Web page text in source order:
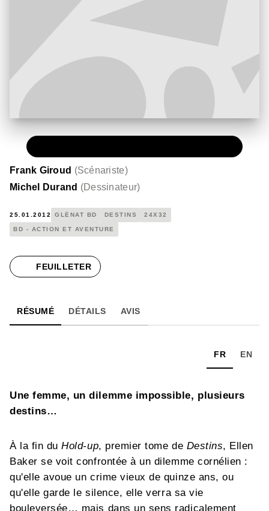
Frank Giroud (Scénariste)
Michel Durand (Dessinateur)
25.01.2012 GLÉNAT BD DESTINS 24X32
BD - ACTION ET AVENTURE
FEUILLETER
RÉSUMÉ DÉTAILS AVIS
FR EN
Une femme, un dilemme impossible, plusieurs
destins…
À la fin duHold-up, premier tome de Destins, Ellen
Baker se voit confrontée à un dilemme cornélien :
qu'elle avoue un crime vieux de quinze ans, ou
qu'elle garde le silence, elle verra sa vie
bouleversée… mais dans un sens radicalement